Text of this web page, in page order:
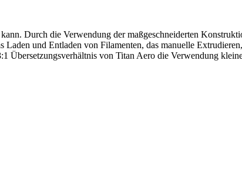
Durch die Verwendung der maßgeschneiderten
und Entladen von Filamenten, das manuelle
Übersetzungsverhältnis von Titan Aero die Verwendung